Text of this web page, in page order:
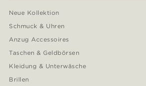
Neue Kollektion
Schmuck & Uhren
Anzug Accessoires
Taschen & Geldbörsen
Kleidung & Unterwäsche
Brillen